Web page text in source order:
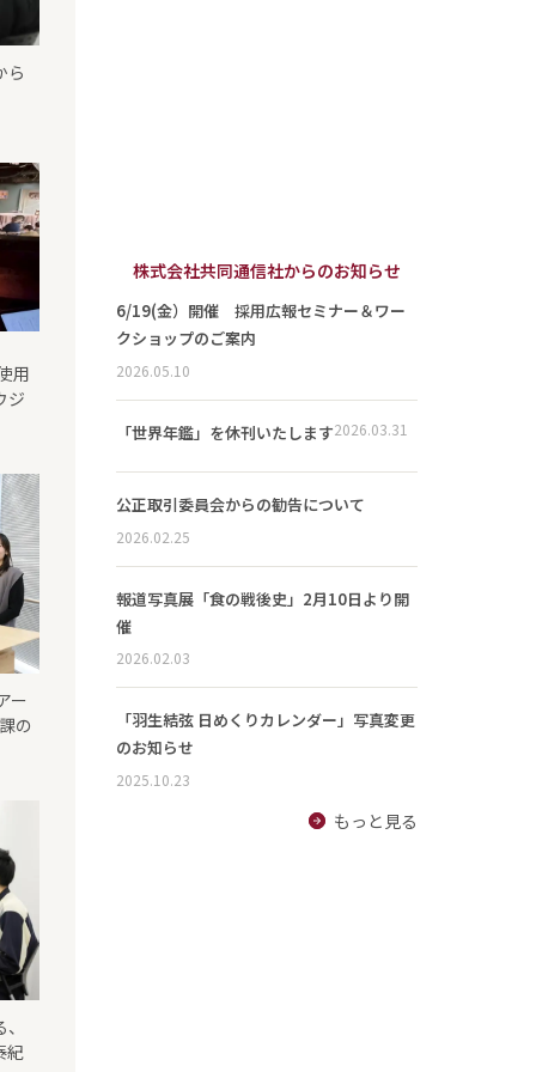
ら
用
ジ
ー
の
紀
株式会社共同通信社からのお知らせ
6/19(金）開催 採用広報セミナー＆ワー
クショップのご案内
2026.05.10
「世界年鑑」を休刊いたします2026.03.31
公正取引委員会からの勧告について
2026.02.25
報道写真展「食の戦後史」2月10日より開
催
2026.02.03
「羽生結弦 日めくりカレンダー」写真変更
のお知らせ
2025.10.23
もっと見る